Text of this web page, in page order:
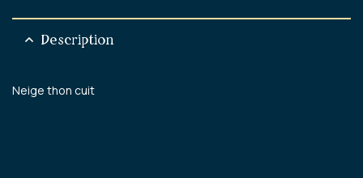
Description
Neige thon cuit